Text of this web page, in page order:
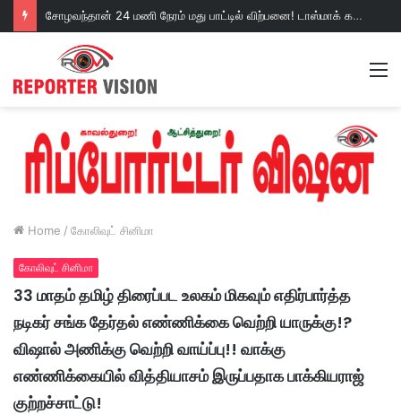
சோழவந்தான் 24 மணி நேரம் மது பாட்டில் விற்பனை! டாஸ்மாக் கடையை அகற்றக்கோரி பெண்கள் முற்றுகை போராட்டம்!https://youtu.be/y9p916tqOMs?si=p7N7Qbivb3WsTj2W
Home / கோலிவுட் சினிமா
கோலிவுட் சினிமா
33 மாதம் தமிழ் திரைப்பட உலகம் மிகவும் எதிர்பார்த்த
நடிகர் சங்க தேர்தல் எண்ணிக்கை வெற்றி யாருக்கு!?
விஷால் அணிக்கு வெற்றி வாய்ப்பு!! வாக்கு
எண்ணிக்கையில் வித்தியாசம் இருப்பதாக பாக்கியராஜ்
குற்றச்சாட்டு!